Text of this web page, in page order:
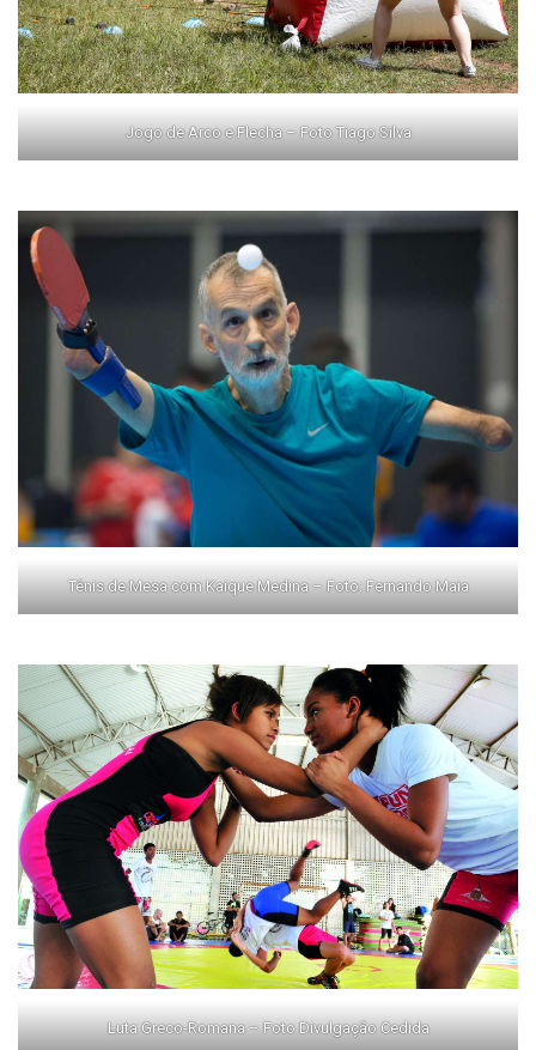
Jogo de Arco e Flecha – Foto Tiago Silva
Tênis de Mesa com Kaique Medina – Foto: Fernando Maia
Luta Greco-Romana – Foto Divulgação Cedida